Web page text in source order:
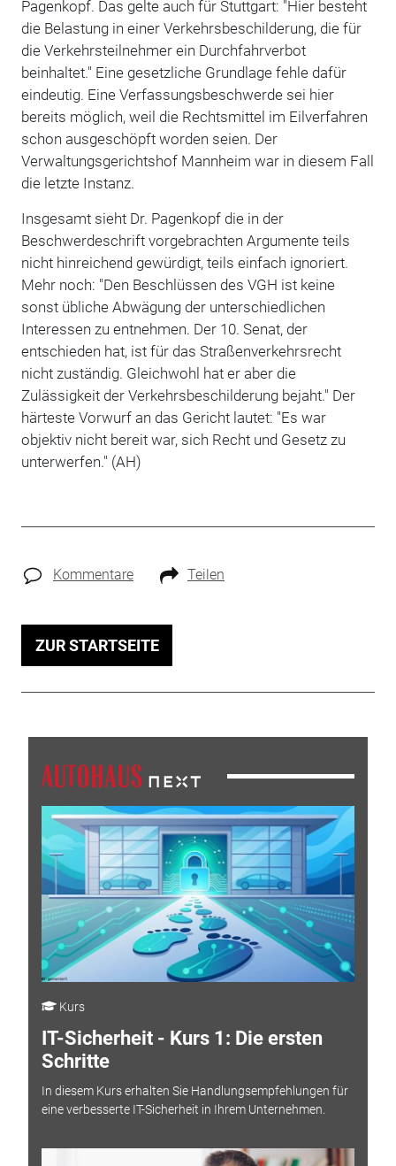
Pagenkopf. Das gelte auch für Stuttgart: "Hier besteht
die Belastung in einer Verkehrsbeschilderung, die für
die Verkehrsteilnehmer ein Durchfahrverbot
beinhaltet." Eine gesetzliche Grundlage fehle dafür
eindeutig. Eine Verfassungsbeschwerde sei hier
bereits möglich, weil die Rechtsmittel im Eilverfahren
schon ausgeschöpft worden seien. Der
Verwaltungsgerichtshof Mannheim war in diesem Fall
die letzte Instanz.
Insgesamt sieht Dr. Pagenkopf die in der
Beschwerdeschrift vorgebrachten Argumente teils
nicht hinreichend gewürdigt, teils einfach ignoriert.
Mehr noch: "Den Beschlüssen des VGH ist keine
sonst übliche Abwägung der unterschiedlichen
Interessen zu entnehmen. Der 10. Senat, der
entschieden hat, ist für das Straßenverkehrsrecht
nicht zuständig. Gleichwohl hat er aber die
Zulässigkeit der Verkehrsbeschilderung bejaht." Der
härteste Vorwurf an das Gericht lautet: "Es war
objektiv nicht bereit war, sich Recht und Gesetz zu
unterwerfen." (AH)
Kommentare Teilen
ZUR STARTSEITE
Kurs
IT-Sicherheit - Kurs 1: Die ersten
Schritte
In diesem Kurs erhalten Sie Handlungsempfehlungen für
eine verbesserte IT-Sicherheit in Ihrem Unternehmen.